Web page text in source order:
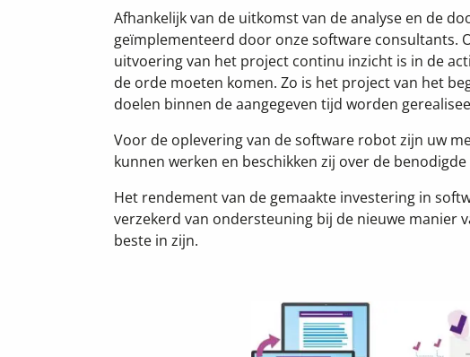
Afhankelijk van de uitkomst van de analyse en de
geïmplementeerd door onze software consultants.
uitvoering van het project continu inzicht is in de
de orde moeten komen. Zo is het project van het
doelen binnen de aangegeven tijd worden
Voor de oplevering van de software robot zijn uw
kunnen werken en beschikken zij over de
Het rendement van de gemaakte investering in
verzekerd van ondersteuning bij de nieuwe manier
beste in zijn.